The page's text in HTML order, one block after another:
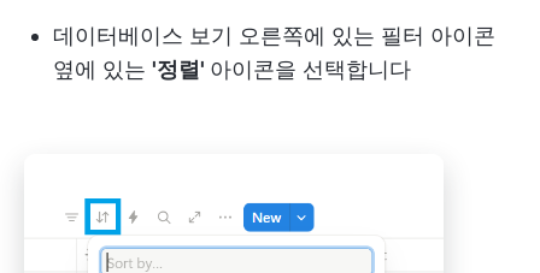
데이터베이스 보기 오른쪽에 있는 필터 아이콘
옆에 있는 '정렬' 아이콘을 선택합니다